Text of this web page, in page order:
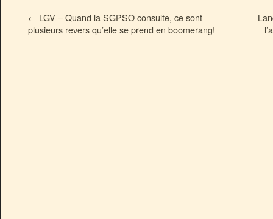
← LGV – Quand la SGPSO consulte, ce sont
plusieurs revers qu’elle se prend en boomerang!